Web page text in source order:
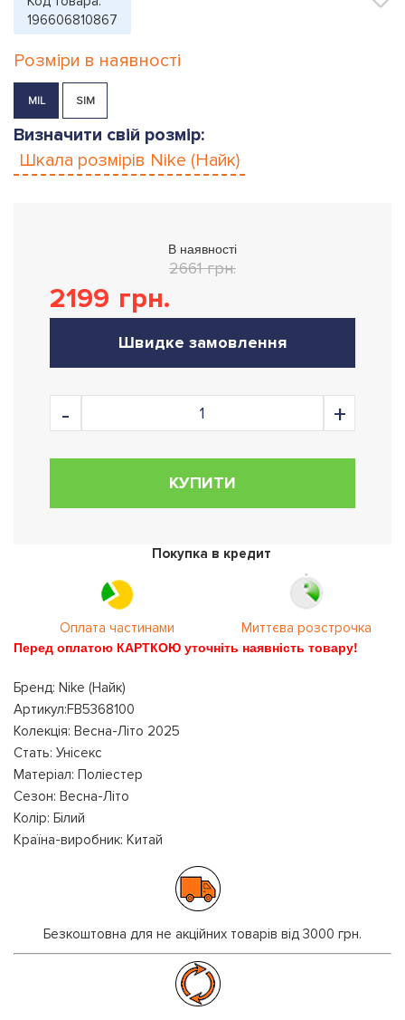
196606810867
Розміри в наявності
M|L S|M
Визначити свій розмір:
Шкала розмірів Nike (Найк)
В наявності
2661 грн.
2199 грн.
Швидке замовлення
КУПИТИ
Покупка в кредит
Оплата частинами Миттєва розстрочка
Перед оплатою КАРТКОЮ уточніть наявність товару!
Бренд: Nike (Найк)
Артикул:FB5368100
Колекція: Весна-Літо 2025
Стать: Унісекс
Матеріал: Поліестер
Сезон: Весна-Літо
Колір: Білий
Країна-виробник: Китай
Безкоштовна для не акційних товарів від 3000 грн.